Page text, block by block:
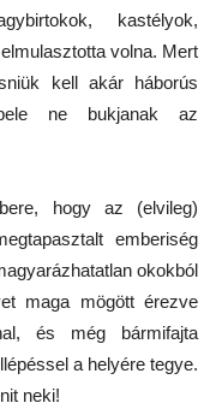
kastélyok,
volna. Mert
kell akár háborús
ne bukjanak az
hogy az (elvileg)
emberiség
okokból
maga mögött érezve
és még bármifajta
a helyére tegye.
neki!